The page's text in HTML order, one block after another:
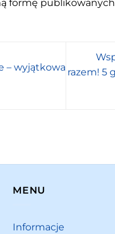
formę
– wyjątkowa razem! 5
MENU
Informacje